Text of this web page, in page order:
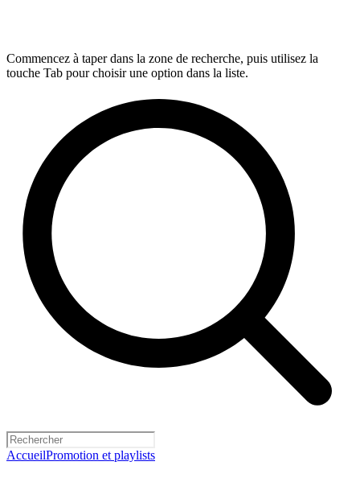
Commencez à taper dans la zone de recherche, puis utilisez la
touche Tab pour choisir une option dans la liste.
AccueilPromotion et playlists